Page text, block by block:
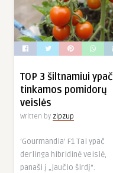
TOP 3 šiltnamiui ypač
tinkamos pomidorų
veislės
Written by zipzup
‘Gourmandia’ F1 Tai ypač
derlinga hibridinė veislė,
panaši į „jaučio širdį“.